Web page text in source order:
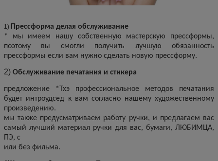
1) Прессформа делая обслуживание
* мы имеем нашу собственную мастерскую прессформы,
поэтому вы смогли получить лучшую обязанность
прессформы если вам нужно сделать новую прессформу.
2) Обслуживание печатания и стикера
предложение *Тхэ профессиональное методов печатания
будет интроудсед к вам согласно нашему художественному
произведению.
мы также предусматриваем работу ручки, и предлагаем вас
самый лучший материал ручки для вас, бумаги, ЛЮБИМЦА,
ПЭ, с
или без фильма.